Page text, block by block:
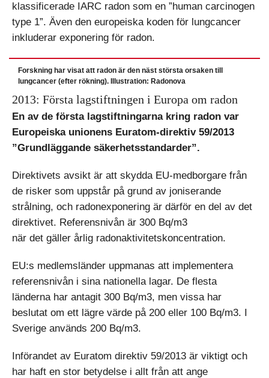
klassificerade IARC radon som en ”human carcinogen
type 1”. Även den europeiska koden för lungcancer
inkluderar exponering för radon.
Forskning har visat att radon är den näst största orsaken till
lungcancer (efter rökning). Illustration: Radonova
2013: Första lagstiftningen i Europa om radon
En av de första lagstiftningarna kring radon var
Europeiska unionens Euratom-direktiv 59/2013
”Grundläggande säkerhetsstandarder”.
Direktivets avsikt är att skydda EU-medborgare från
de risker som uppstår på grund av joniserande
strålning, och radonexponering är därför en del av det
direktivet. Referensnivån är 300 Bq/m3
när det gäller årlig radonaktivitetskoncentration.
EU:s medlemsländer uppmanas att implementera
referensnivån i sina nationella lagar. De flesta
länderna har antagit 300 Bq/m3, men vissa har
beslutat om ett lägre värde på 200 eller 100 Bq/m3. I
Sverige används 200 Bq/m3.
Införandet av Euratom direktiv 59/2013 är viktigt och
har haft en stor betydelse i allt från att ange